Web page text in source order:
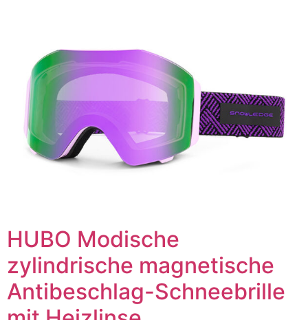
HUBO Modische
zylindrische magnetische
Antibeschlag-Schneebrille